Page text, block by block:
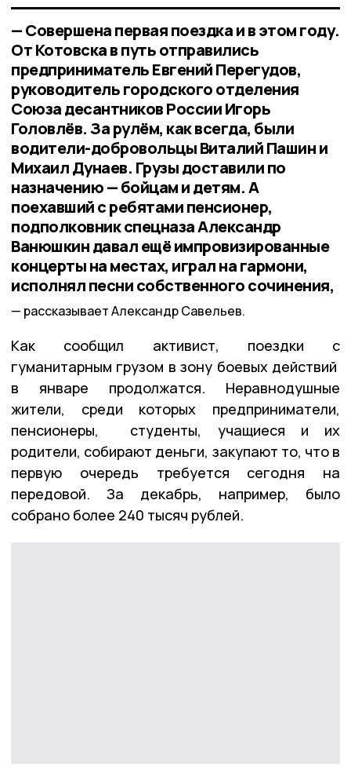
— Совершена первая поездка и в этом году.
От Котовска в путь отправились
предприниматель Евгений Перегудов,
руководитель городского отделения
Союза десантников России Игорь
Головлёв. За рулём, как всегда, были
водители-добровольцы Виталий Пашин и
Михаил Дунаев. Грузы доставили по
назначению — бойцам и детям. А
поехавший с ребятами пенсионер,
подполковник спецназа Александр
Ванюшкин давал ещё импровизированные
концерты на местах, играл на гармони,
исполнял песни собственного сочинения,
рассказывает Александр Савельев.
Как сообщил активист, поездки с
гуманитарным грузом в зону боевых действий
в январе продолжатся. Неравнодушные
жители, среди которых предприниматели,
пенсионеры, студенты, учащиеся и их
родители, собирают деньги, закупают то, что в
первую очередь требуется сегодня на
передовой. За декабрь, например, было
собрано более 240 тысяч рублей.